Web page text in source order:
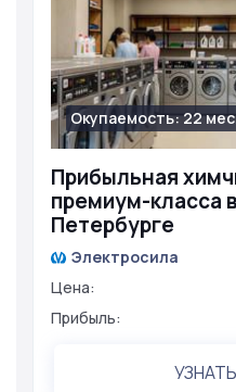
Прибыльная
премиум-класса
Петербурге
Окупаемость: 22
Электросила
Цена:
Прибыль: